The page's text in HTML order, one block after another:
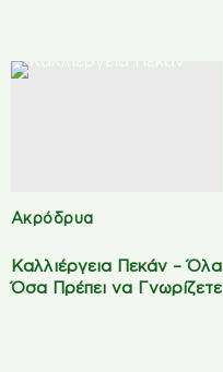
Ακρόδρυα
Καλλιέργεια Πεκάν – Όλα
Όσα Πρέπει να Γνωρίζετε